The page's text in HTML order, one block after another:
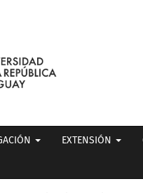
EXTENSIÓN